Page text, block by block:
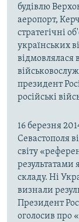
будівлю
аеропорт,
стратегічні
українських
відмовлялася
президент
російські
16 березня
Севастополя
світу
результатами
складу. Ні
визнали
Президент
оголосив про